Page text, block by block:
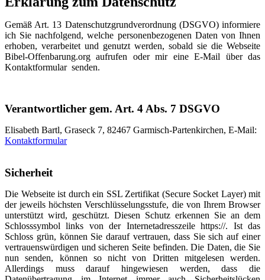
Gemäß Art. 13 Datenschutzgrundverordnung (DSGVO) informiere
ich Sie nachfolgend, welche personenbezogenen Daten von Ihnen
erhoben, verarbeitet und genutzt werden, sobald sie die Webseite
Bibel-Offenbarung.org aufrufen oder mir eine E-Mail über das
Kontaktformular senden.
Verantwortlicher gem. Art. 4 Abs. 7 DSGVO
Elisabeth Bartl, Graseck 7, 82467 Garmisch-Partenkirchen, E-Mail:
Kontaktformular
Sicherheit
Die Webseite ist durch ein SSL Zertifikat (Secure Socket Layer) mit
der jeweils höchsten Verschlüsselungsstufe, die von Ihrem Browser
unterstützt wird, geschützt. Diesen Schutz erkennen Sie an dem
Schlosssymbol links von der Internetadresszeile https://. Ist das
Schloss grün, können Sie darauf vertrauen, dass Sie sich auf einer
vertrauenswürdigen und sicheren Seite befinden. Die Daten, die Sie
nun senden, können so nicht von Dritten mitgelesen werden.
Allerdings muss darauf hingewiesen werden, dass die